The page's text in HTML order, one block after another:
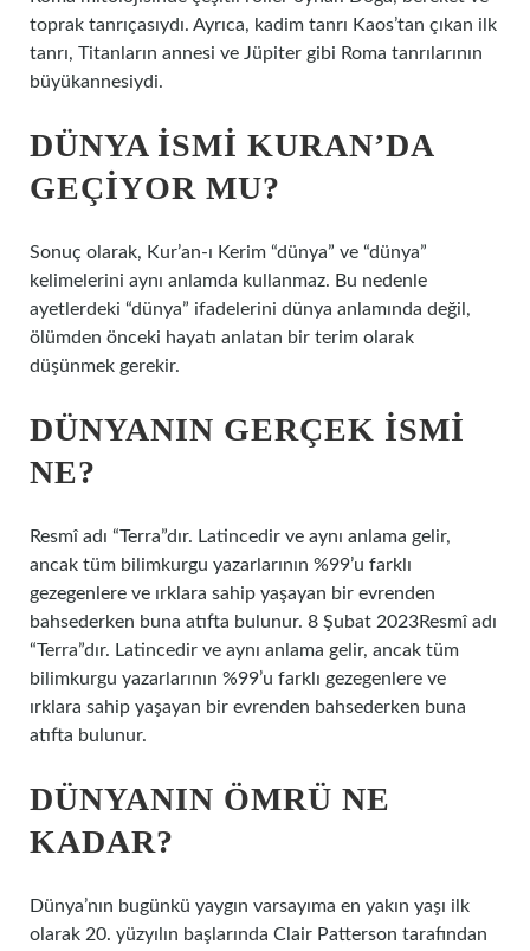
toprak tanrıçasıydı. Ayrıca, kadim tanrı Kaos’tan çıkan ilk
tanrı, Titanların annesi ve Jüpiter gibi Roma tanrılarının
büyükannesiydi.
DÜNYA ISMI KURAN’DA
GEÇIYOR MU?
Sonuç olarak, Kur’an-ı Kerim “dünya” ve “dünya”
kelimelerini aynı anlamda kullanmaz. Bu nedenle
ayetlerdeki “dünya” ifadelerini dünya anlamında değil,
ölümden önceki hayatı anlatan bir terim olarak
düşünmek gerekir.
DÜNYANIN GERÇEK ISMI
NE?
Resmî adı “Terra”dır. Latincedir ve aynı anlama gelir,
ancak tüm bilimkurgu yazarlarının %99’u farklı
gezegenlere ve ırklara sahip yaşayan bir evrenden
bahsederken buna atıfta bulunur. 8 Şubat 2023Resmî adı
“Terra”dır. Latincedir ve aynı anlama gelir, ancak tüm
bilimkurgu yazarlarının %99’u farklı gezegenlere ve
ırklara sahip yaşayan bir evrenden bahsederken buna
atıfta bulunur.
DÜNYANIN ÖMRÜ NE
KADAR?
Dünya’nın bugünkü yaygın varsayıma en yakın yaşı ilk
olarak 20. yüzyılın başlarında Clair Patterson tarafından